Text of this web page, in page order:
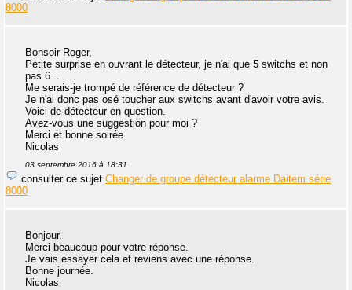
8000
Bonsoir Roger,
Petite surprise en ouvrant le détecteur, je n'ai que 5 switchs et non
pas 6...
Me serais-je trompé de référence de détecteur ?
Je n'ai donc pas osé toucher aux switchs avant d'avoir votre avis.
Voici de détecteur en question.
Avez-vous une suggestion pour moi ?
Merci et bonne soirée.
Nicolas
03 septembre 2016 à 18:31
consulter ce sujet Changer de groupe détecteur alarme Daitem série
8000
Bonjour.
Merci beaucoup pour votre réponse.
Je vais essayer cela et reviens avec une réponse.
Bonne journée.
Nicolas